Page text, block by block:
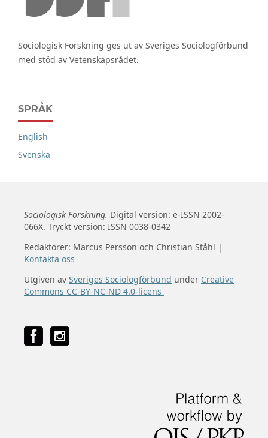
Sociologisk Forskning ges ut av Sveriges Sociologförbund
med stöd av Vetenskapsrådet.
SPRÅK
English
Svenska
Sociologisk Forskning. Digital version: e-ISSN 2002-
066X. Tryckt version: ISSN 0038-0342
Redaktörer: Marcus Persson och Christian Ståhl |
Kontakta oss
Utgiven av Sveriges Sociologförbund under Creative
Commons CC-BY-NC-ND 4.0-licens